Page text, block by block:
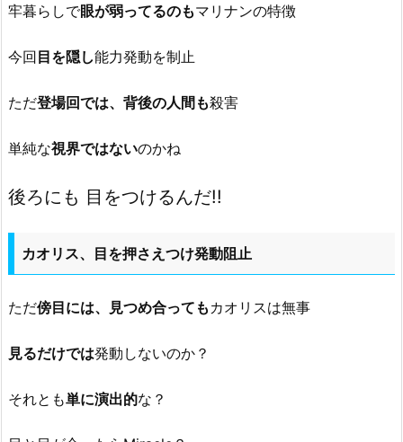
牢暮らしで眼が弱ってるのもマリナンの特徴
今回目を隠し能力発動を制止
ただ登場回では、背後の人間も殺害
単純な視界ではないのかね
後ろにも 目をつけるんだ!!
カオリス、目を押さえつけ発動阻止
ただ傍目には、見つめ合っても カオリスは無事
見るだけでは発動しないのか？
それとも単に演出的な？